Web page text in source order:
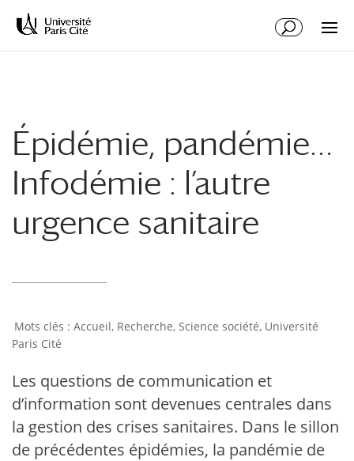
Épidémie, pandémie…
Infodémie : l’autre
urgence sanitaire
Accueil, Recherche, Science société, Université
Paris Cité
Les questions de communication et
d’information sont devenues centrales dans
la gestion des crises sanitaires. Dans le sillon
de précédentes épidémies, la pandémie de